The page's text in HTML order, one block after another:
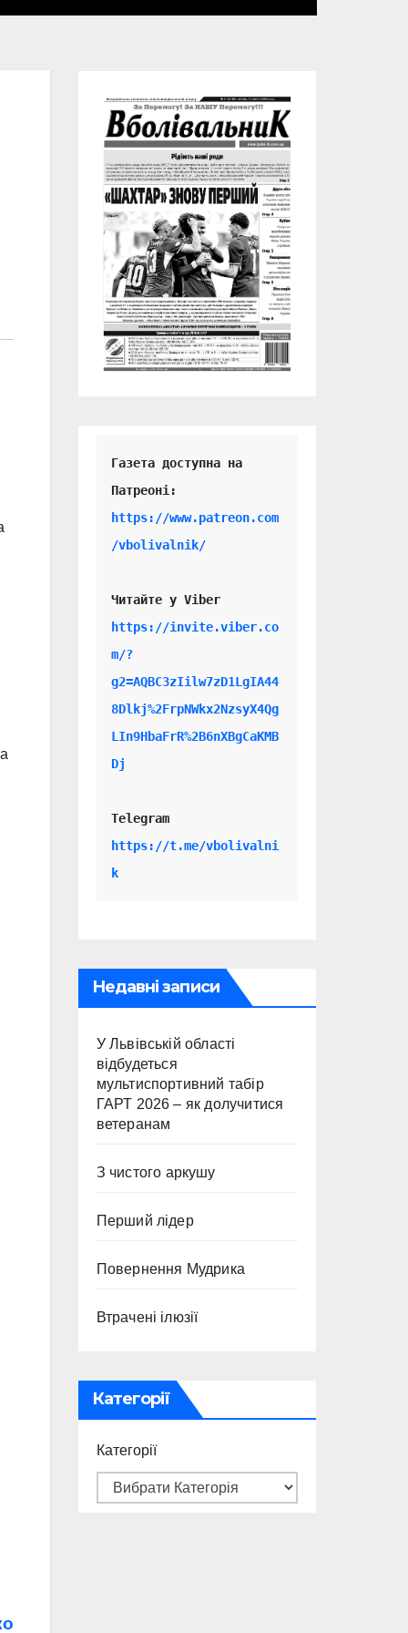
Газета доступна на
https://www.patreon.com
/vbolivalnik/
Читайте у Viber
https://invite.viber.co
m/?
g2=AQBC3zIilw7zD1LgIA44
8Dlkj%2FrpNWkx2NzsyX4Qg
LIn9HbaFrR%2B6nXBgCaKMB
Dj
Telegram
https://t.me/vbolivalni
k
Недавні записи
У Львівській області
відбудеться
мультиспортивний табір
ГАРТ 2026 – як долучитися
ветеранам
З чистого аркушу
Перший лідер
Повернення Мудрика
Втрачені ілюзії
Категорії
Категорії